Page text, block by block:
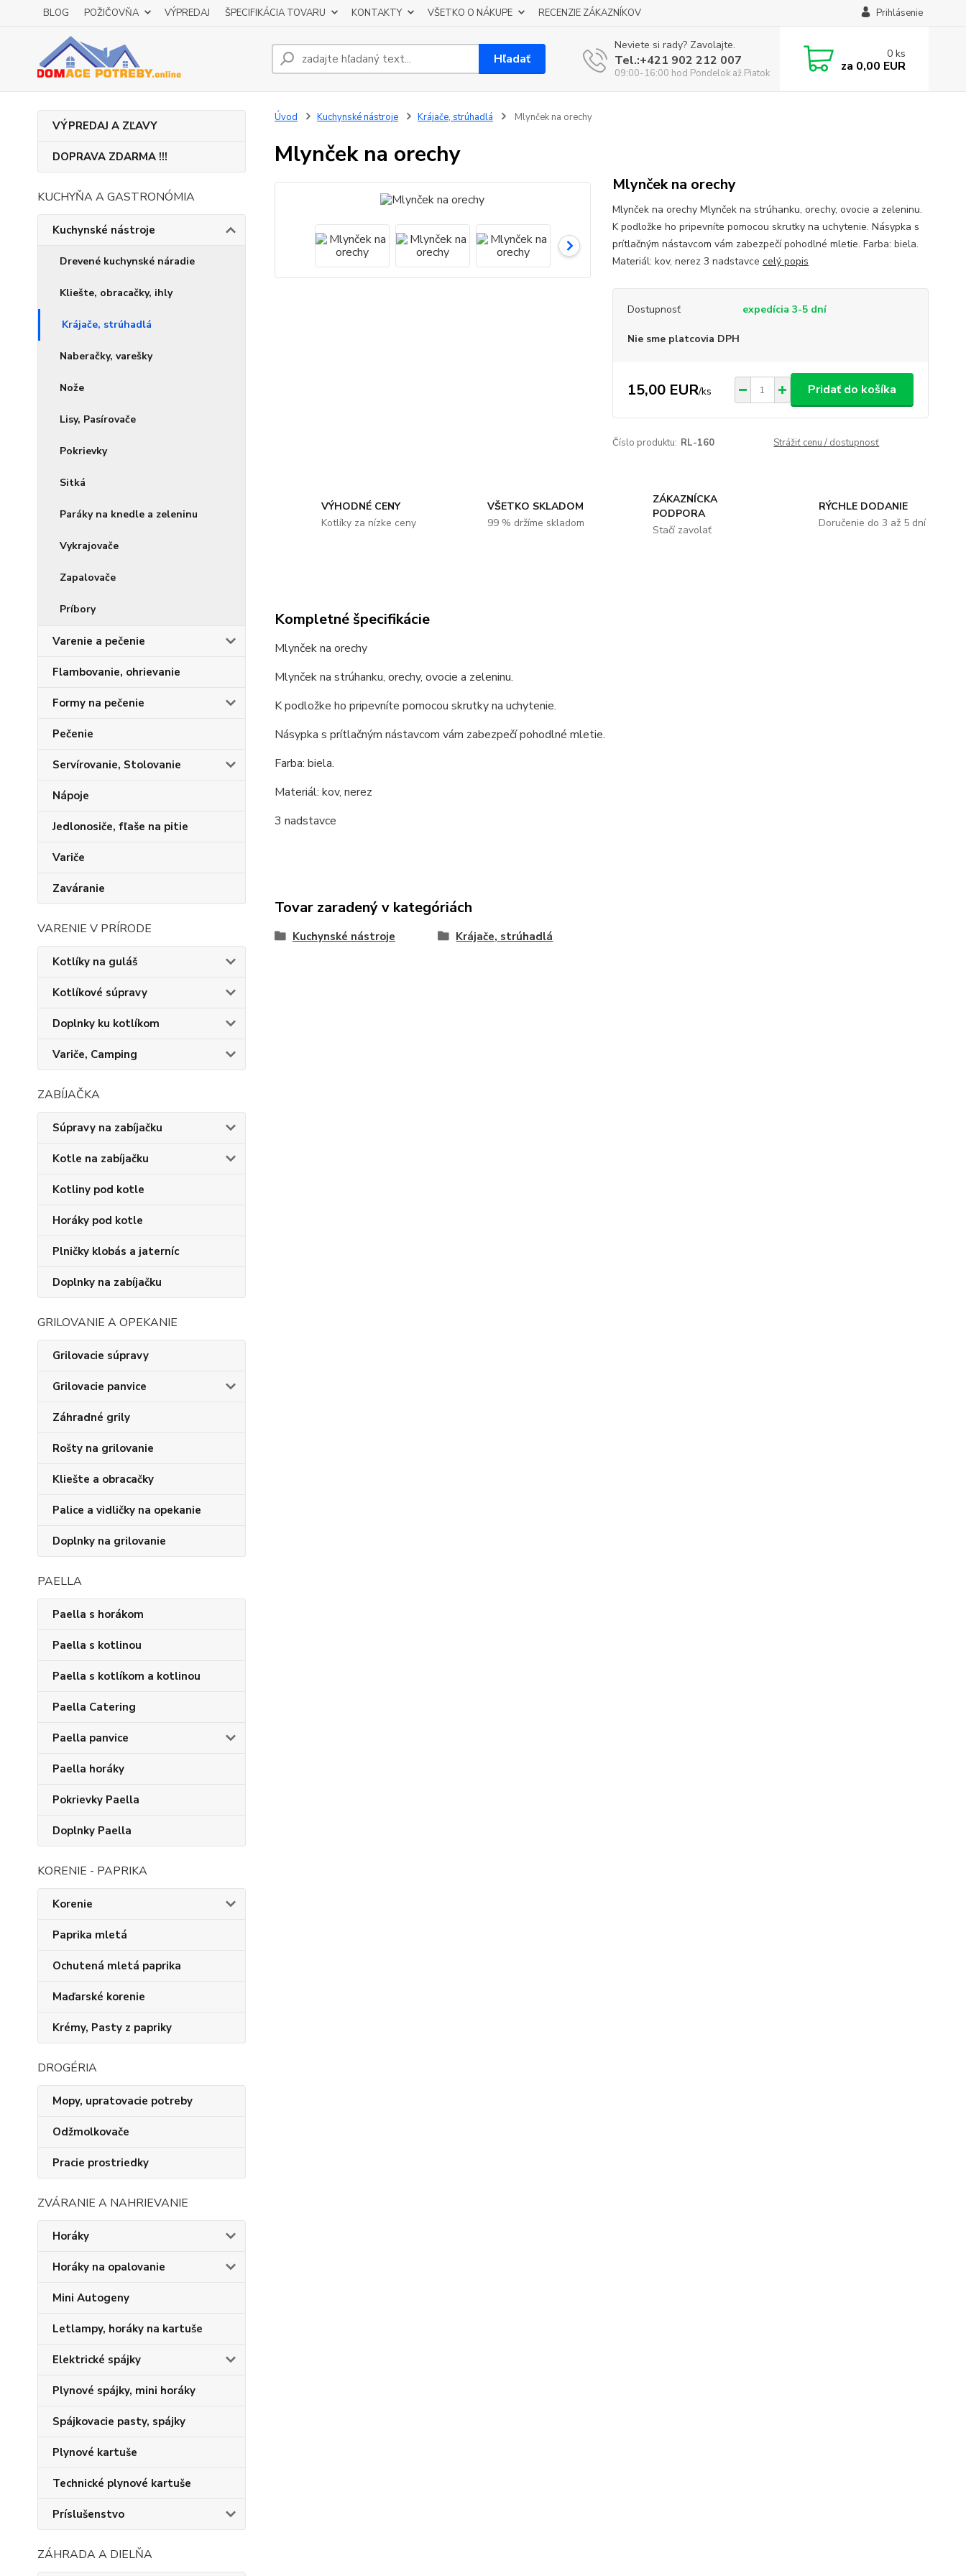
BLOG POŽIČOVŇA VÝPREDAJ ŠPECIFIKÁCIA TOVARU KONTAKTY VŠETKO O NÁKUPE RECENZIE ZÁKAZNÍKOV Prihlásenie
Hľadať
Neviete si rady? Zavolajte.
Tel.:+421 902 212 007
09:00-16:00 hod Pondelok až Piatok
0 ks
za 0,00 EUR
VÝPREDAJ A ZĽAVY
DOPRAVA ZDARMA !!!
KUCHYŇA A GASTRONÓMIA
Kuchynské nástroje
Drevené kuchynské náradie
Kliešte, obracačky, ihly
Krájače, strúhadlá
Naberačky, varešky
Nože
Lisy, Pasírovače
Pokrievky
Sitká
Paráky na knedle a zeleninu
Vykrajovače
Zapalovače
Príbory
Varenie a pečenie
Flambovanie, ohrievanie
Formy na pečenie
Pečenie
Servírovanie, Stolovanie
Nápoje
Jedlonosiče, fľaše na pitie
Variče
Zaváranie
VARENIE V PRÍRODE
Kotlíky na guláš
Kotlíkové súpravy
Doplnky ku kotlíkom
Variče, Camping
ZABÍJAČKA
Súpravy na zabíjačku
Kotle na zabíjačku
Kotliny pod kotle
Horáky pod kotle
Plničky klobás a jaterníc
Doplnky na zabíjačku
GRILOVANIE A OPEKANIE
Grilovacie súpravy
Grilovacie panvice
Záhradné grily
Rošty na grilovanie
Kliešte a obracačky
Palice a vidličky na opekanie
Doplnky na grilovanie
PAELLA
Paella s horákom
Paella s kotlinou
Paella s kotlíkom a kotlinou
Paella Catering
Paella panvice
Paella horáky
Pokrievky Paella
Doplnky Paella
KORENIE - PAPRIKA
Korenie
Paprika mletá
Ochutená mletá paprika
Maďarské korenie
Krémy, Pasty z papriky
DROGÉRIA
Mopy, upratovacie potreby
Odžmolkovače
Pracie prostriedky
ZVÁRANIE A NAHRIEVANIE
Horáky
Horáky na opalovanie
Mini Autogeny
Letlampy, horáky na kartuše
Elektrické spájky
Plynové spájky, mini horáky
Spájkovacie pasty, spájky
Plynové kartuše
Technické plynové kartuše
Príslušenstvo
ZÁHRADA A DIELŇA
Úvod Kuchynské nástroje Krájače, strúhadlá Mlynček na orechy
Mlynček na orechy
Mlynček na orechy
Mlynček na orechy Mlynček na strúhanku, orechy, ovocie a zeleninu.
K podložke ho pripevníte pomocou skrutky na uchytenie. Násypka s
prítlačným nástavcom vám zabezpečí pohodlné mletie. Farba: biela.
Materiál: kov, nerez 3 nadstavce celý popis
Dostupnosť expedícia 3-5 dní
Nie sme platcovia DPH
15,00 EUR/ks Pridať do košíka
Číslo produktu: RL-160 Strážiť cenu / dostupnosť
VÝHODNÉ CENY
Kotlíky za nízke ceny
VŠETKO SKLADOM
99 % držíme skladom
ZÁKAZNÍCKA
PODPORA
Stačí zavolať
RÝCHLE DODANIE
Doručenie do 3 až 5 dní
Kompletné špecifikácie
Mlynček na orechy
Mlynček na strúhanku, orechy, ovocie a zeleninu.
K podložke ho pripevníte pomocou skrutky na uchytenie.
Násypka s prítlačným nástavcom vám zabezpečí pohodlné mletie.
Farba: biela.
Materiál: kov, nerez
3 nadstavce
Tovar zaradený v kategóriách
Kuchynské nástroje Krájače, strúhadlá